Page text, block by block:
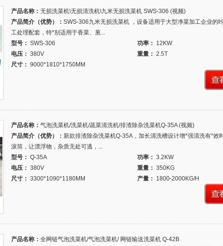
产品名称： 无损洗菜机\无损清洗机\九米无损洗菜机 SWS-306 (视频)
产品简介（优势）： SWS-306九米无损洗菜机 ，设备适用于大型净菜加工企业的
工处理配套，特*别适用于香菜、葱...
型号： SWS-306 功率： 12KW
电压： 380V 重量： 2.5T
尺寸： 9000*1810*1750MM
产品名称： 气泡洗菜机/洗菜机/蔬菜清洗机/排渣除杂洗菜机Q-35A (视频)
产品简介（优势）： 新款排渣除杂洗菜机Q-35A，加长清洗槽设计增*强清洗有*效
滚筒，让漂浮物，杂质无处可逃，...
型号： Q-35A 功率： 3.2KW
电压： 380V 重量： 350KG
尺寸： 3300*1090*1180MM 产量： 1800-2000KG/H
产品名称： 全网链气泡洗菜机/气泡洗菜机/ 网链输送洗菜机 Q-42B